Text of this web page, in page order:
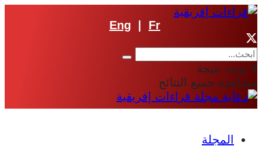
Eng Fr
لا توجد نتيجة
مشاهدة جميع النتائج
المجلة